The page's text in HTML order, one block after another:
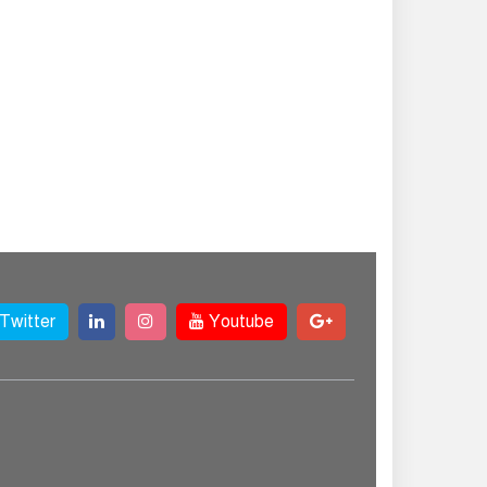
Twitter Youtube